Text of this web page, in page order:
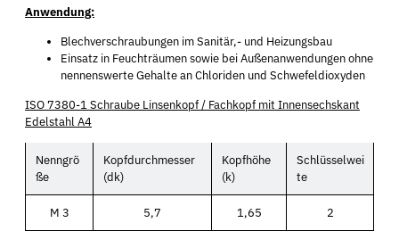
Anwendung:
Blechverschraubungen im Sanitär,- und Heizungsbau
Einsatz in Feuchträumen sowie bei Außenanwendungen ohne
nennenswerte Gehalte an Chloriden und Schwefeldioxyden
ISO 7380-1 Schraube Linsenkopf / Fachkopf mit Innensechskant
Edelstahl A4
Nenngrö
ße
Kopfdurchmesser
(dk)
Kopfhöhe
(k)
Schlüsselwei
te
M 3 5,7 1,65 2